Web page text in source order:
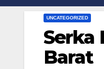
UNCATEGORIZED
Serka
Barat